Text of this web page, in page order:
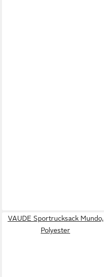
VAUDE Sportrucksack Mundo,
Polyester